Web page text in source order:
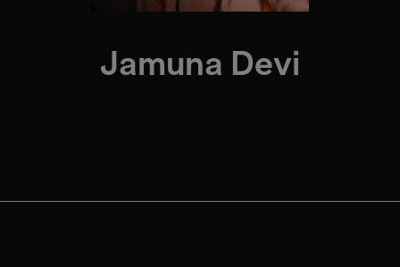
Jamuna Devi